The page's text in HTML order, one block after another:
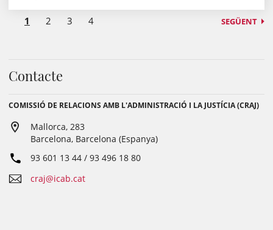
1 2 3 4 SEGÜENT
Contacte
COMISSIÓ DE RELACIONS AMB L'ADMINISTRACIÓ I LA JUSTÍCIA (CRAJ)
Mallorca, 283
Barcelona, Barcelona (Espanya)
93 601 13 44 / 93 496 18 80
craj@icab.cat